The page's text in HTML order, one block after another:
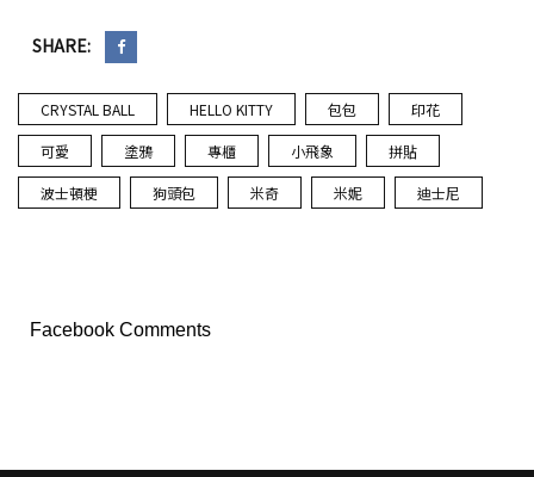
SHARE:
CRYSTAL BALL HELLO KITTY 包包 印花
可愛 塗鴉 專櫃 小飛象 拼貼
波士頓梗 狗頭包 米奇 米妮 迪士尼
Facebook Comments